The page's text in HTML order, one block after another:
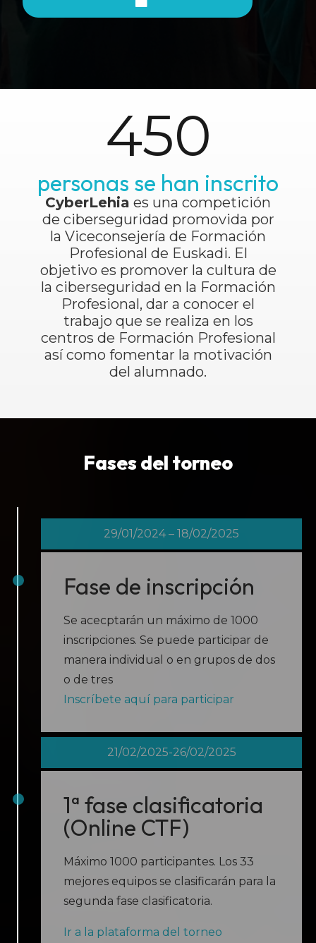
450
personas se han inscrito
CyberLehia es una competición
de ciberseguridad promovida por
la Viceconsejería de Formación
Profesional de Euskadi. El
objetivo es promover la cultura de
la ciberseguridad en la Formación
Profesional, dar a conocer el
trabajo que se realiza en los
centros de Formación Profesional
así como fomentar la motivación
del alumnado.
Fases del torneo
29/01/2024 – 18/02/2025
Fase de inscripción
Se acecptarán un máximo de 1000
inscripciones. Se puede participar de
manera individual o en grupos de dos
o de tres
Inscríbete aquí para participar
1ª fase clasificatoria
(Online CTF)
Máximo 1000 participantes. Los 33
mejores equipos se clasificarán para la
segunda fase clasificatoria.
Ir a la plataforma del torneo
21/02/2025-26/02/2025